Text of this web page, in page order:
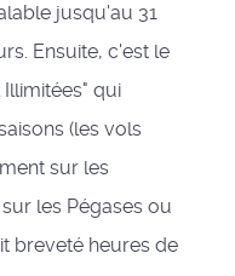
jusqu'au 31
Ensuite, c'est le
qui
(les vols
sur les
les Pégases ou
breveté heures de